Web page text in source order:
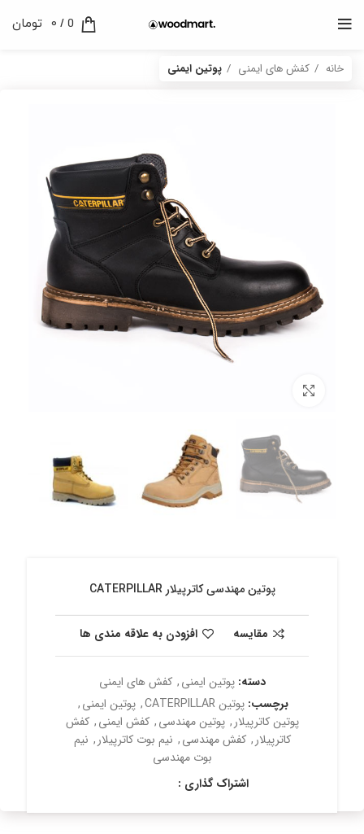
0
/
0 تومان
خانه کفش های ایمنی پوتین ایمنی
پوتین مهندسی کاترپیلار CATERPILLAR
مقایسه افزودن به علاقه مندی ها
دسته: پوتین ایمنی, کفش های ایمنی
برچسب: پوتین CATERPILLAR , پوتین ایمنی,
پوتین کاترپیلار, پوتین مهندسی, کفش ایمنی, کفش
کاترپیلار, کفش مهندسی, نیم بوت کاترپیلار, نیم
بوت مهندسی
اشتراک گذاری :